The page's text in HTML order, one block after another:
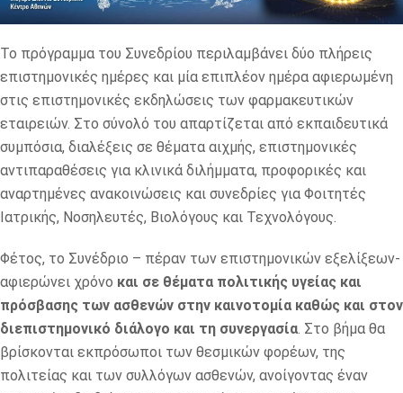
Το πρόγραμμα του Συνεδρίου περιλαμβάνει δύο πλήρεις
επιστημονικές ημέρες και μία επιπλέον ημέρα αφιερωμένη
στις επιστημονικές εκδηλώσεις των φαρμακευτικών
εταιρειών. Στο σύνολό του απαρτίζεται από εκπαιδευτικά
συμπόσια, διαλέξεις σε θέματα αιχμής, επιστημονικές
αντιπαραθέσεις για κλινικά διλήμματα, προφορικές και
αναρτημένες ανακοινώσεις και συνεδρίες για Φοιτητές
Ιατρικής, Νοσηλευτές, Βιολόγους και Τεχνολόγους.
Φέτος, το Συνέδριο – πέραν των επιστημονικών εξελίξεων-
αφιερώνει χρόνο και σε θέματα πολιτικής υγείας και
πρόσβασης των ασθενών στην καινοτομία καθώς και στον
διεπιστημονικό διάλογο και τη συνεργασία. Στο βήμα θα
βρίσκονται εκπρόσωποι των θεσμικών φορέων, της
πολιτείας και των συλλόγων ασθενών, ανοίγοντας έναν